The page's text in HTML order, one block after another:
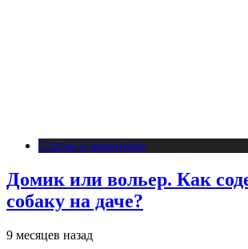
Статьи о животных
Домик или вольер. Как
собаку на даче?
9 месяцев назад